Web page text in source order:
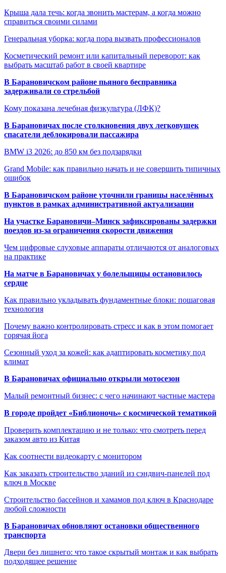
Крыша дала течь: когда звонить мастерам, а когда можно
справиться своими силами
Генеральная уборка: когда пора вызвать профессионалов
Косметический ремонт или капитальный переворот: как
выбрать масштаб работ в своей квартире
В Барановичском районе пьяного бесправника
задерживали со стрельбой
Кому показана лечебная физкультура (ЛФК)?
В Барановичах после столкновения двух легковушек
спасатели деблокировали пассажира
BMW i3 2026: до 850 км без подзарядки
Grand Mobile: как правильно начать и не совершить типичных
ошибок
В Барановичском районе уточнили границы населённых
пунктов в рамках административной актуализации
На участке Барановичи–Минск зафиксированы задержки
поездов из-за ограничения скорости движения
Чем цифровые слуховые аппараты отличаются от аналоговых
на практике
На матче в Барановичах у болельщицы остановилось
сердце
Как правильно укладывать фундаментные блоки: пошаговая
технология
Почему важно контролировать стресс и как в этом помогает
горячая йога
Сезонный уход за кожей: как адаптировать косметику под
климат
В Барановичах официально открыли мотосезон
Малый ремонтный бизнес: с чего начинают частные мастера
В городе пройдет «Библионочь» с космической тематикой
Проверить комплектацию и не только: что смотреть перед
заказом авто из Китая
Как соотнести видеокарту с монитором
Как заказать строительство зданий из сэндвич-панелей под
ключ в Москве
Строительство бассейнов и хамамов под ключ в Краснодаре
любой сложности
В Барановичах обновляют остановки общественного
транспорта
Двери без лишнего: что такое скрытый монтаж и как выбрать
подходящее решение